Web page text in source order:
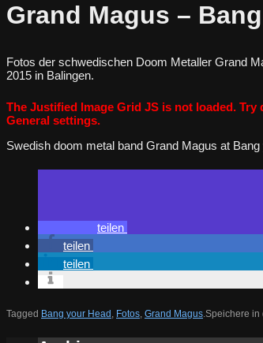
Grand Magus –
Fotos der schwedischen Doom Metaller Grand
2015 in Balingen.
The Justified Image Grid JS is not loaded.
General settings.
Swedish doom metal band Grand Magus at
teilen
teilen
teilen
Tagged Bang your Head Fotos Grand Magus Speichere in